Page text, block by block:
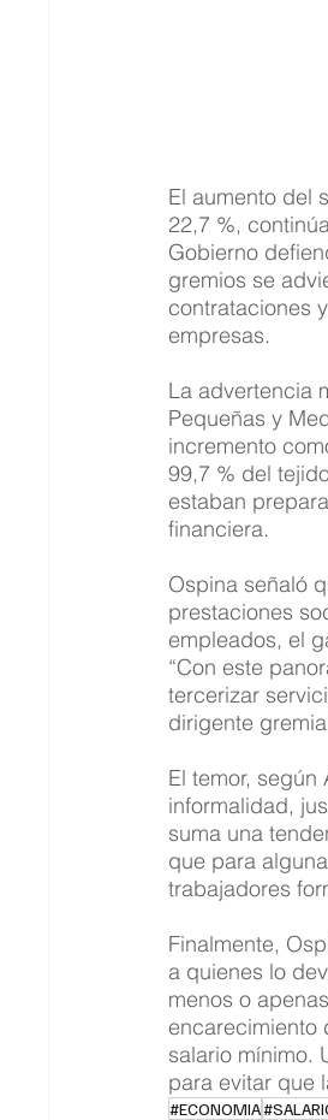
El aumento del
22,7 %,
Gobierno
gremios se
contrataciones
empresas.
La advertencia
Pequeñas y
incremento
99,7 % del
estaban
financiera.
Ospina señaló
prestaciones
empleados, el
“Con este
tercerizar
dirigente
El temor,
informalidad,
suma una
que para
trabajadores
Finalmente,
a quienes lo
menos o
encarecimiento
salario mínimo.
para evitar que
#ECONOMIA